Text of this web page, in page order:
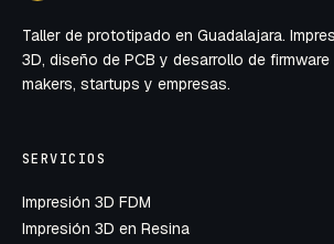
Taller de prototipado en Guadalajara.
3D, diseño de PCB y desarrollo de firmware
makers, startups y empresas.
SERVICIOS
Impresión 3D FDM
Impresión 3D en Resina